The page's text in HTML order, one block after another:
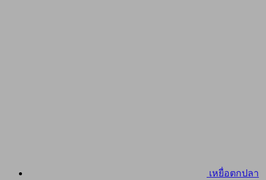
เหยื่อตกปลา